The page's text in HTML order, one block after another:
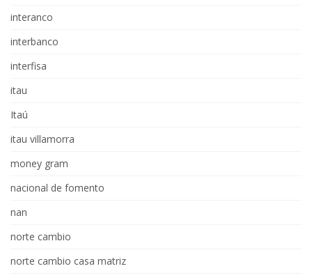
interanco
interbanco
interfisa
itau
Itaú
itau villamorra
money gram
nacional de fomento
nan
norte cambio
norte cambio casa matriz